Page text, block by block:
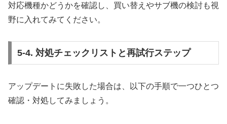
対応機種かどうかを確認し、買い替えやサブ機の検討も視
野に入れてみてください。
5-4. 対処チェックリストと再試行ステップ
アップデートに失敗した場合は、以下の手順で一つひとつ
確認・対処してみましょう。